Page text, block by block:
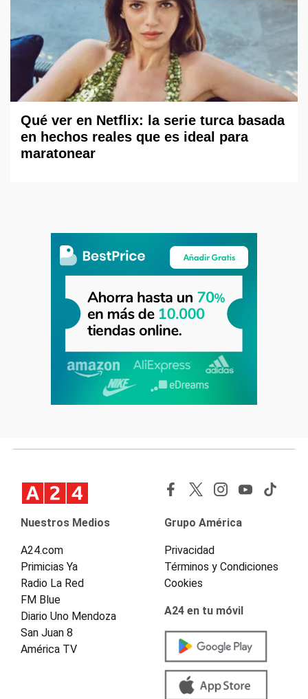
Qué ver en Netflix: la serie turca basada
en hechos reales que es ideal para
maratonear
Nuestros Medios
A24.com
Primicias Ya
Radio La Red
FM Blue
Diario Uno Mendoza
San Juan 8
América TV
Grupo América
Privacidad
Términos y Condiciones
Cookies
A24 en tu móvil